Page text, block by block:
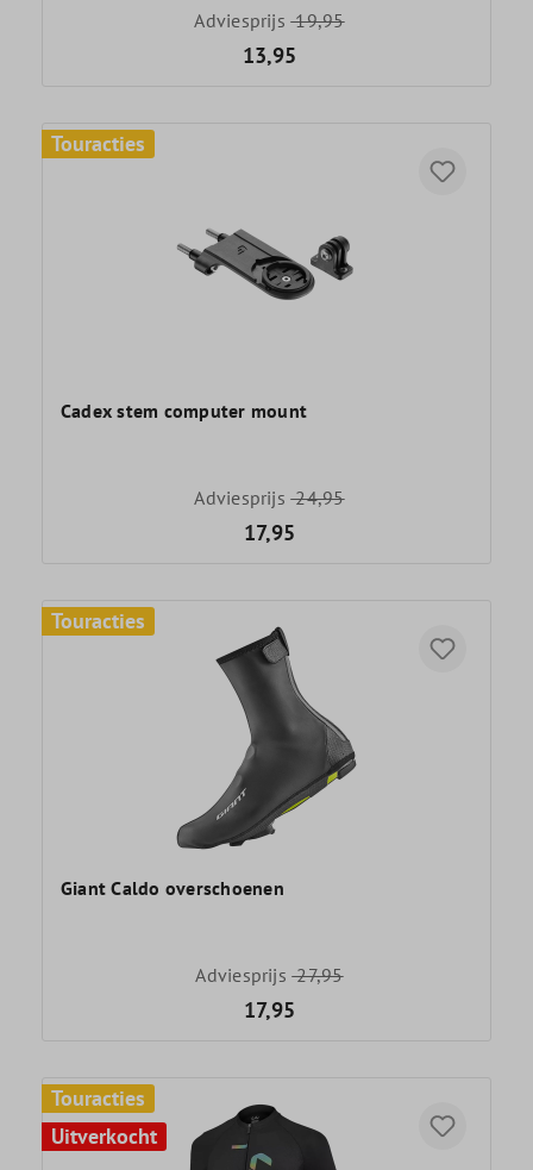
Adviesprijs19,95
13,95
Touracties
Cadex stem computer mount
Adviesprijs24,95
17,95
Touracties
Giant Caldo overschoenen
Adviesprijs27,95
17,95
Touracties
Uitverkocht